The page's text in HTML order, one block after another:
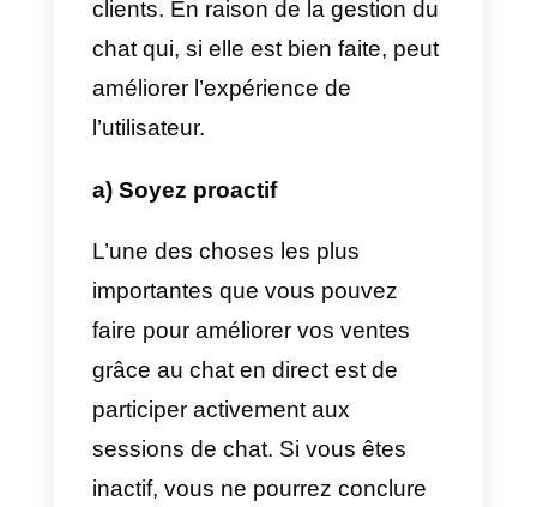
efficacement ceux qui sont
intéressés par votre produit.
L’image ci-dessous montre
sur investissement et votre taux
de conversion.